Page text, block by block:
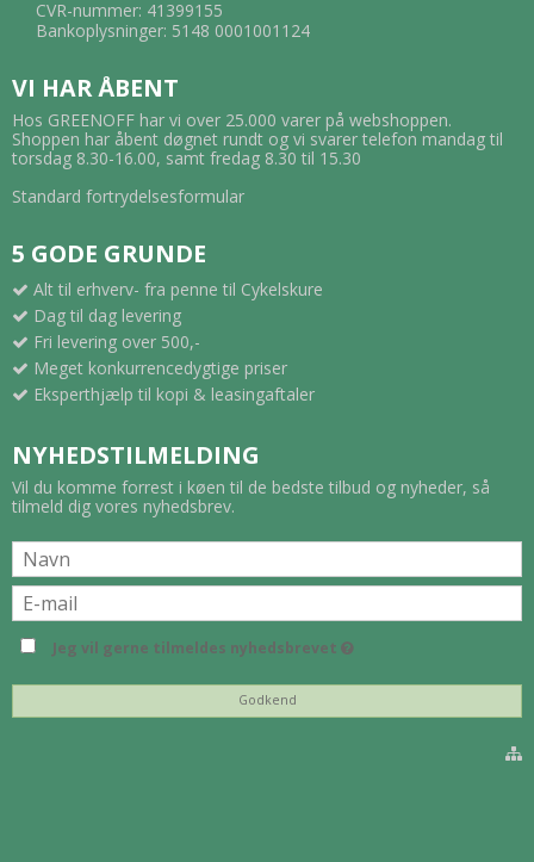
CVR-nummer: 41399155
Bankoplysninger: 5148 0001001124
VI HAR ÅBENT
Hos GREENOFF har vi over 25.000 varer på webshoppen.
Shoppen har åbent døgnet rundt og vi svarer telefon mandag til
torsdag 8.30-16.00, samt fredag 8.30 til 15.30
Standard fortrydelsesformular
5 GODE GRUNDE
Alt til erhverv- fra penne til Cykelskure
Dag til dag levering
Fri levering over 500,-
Meget konkurrencedygtige priser
Eksperthjælp til kopi & leasingaftaler
NYHEDSTILMELDING
Vil du komme forrest i køen til de bedste tilbud og nyheder, så
tilmeld dig vores nyhedsbrev.
Jeg vil gerne tilmeldes nyhedsbrevet
Godkend